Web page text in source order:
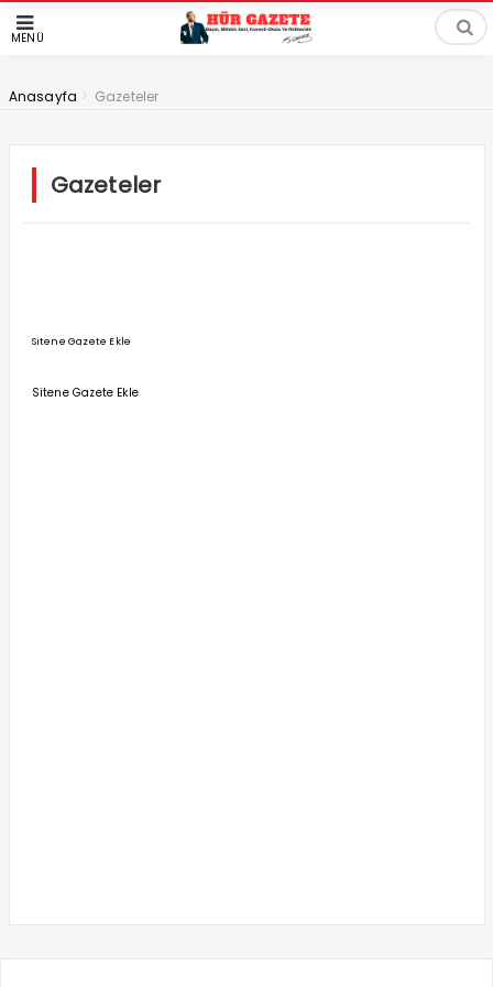
MENÜ
Anasayfa > Gazeteler
Gazeteler
Sitene Gazete Ekle
Sitene Gazete Ekle